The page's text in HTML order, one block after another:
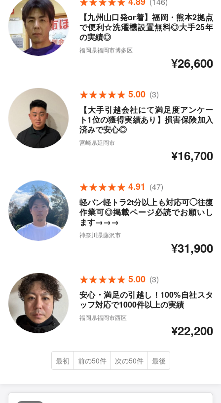
【九州山口発or着】福岡・熊本2拠点
で便利☆洗濯機設置無料◎大手25年
の実績◎
福岡県福岡市博多区
¥26,600
5.00 (3)
【大手引越会社にて満足度アンケー
ト1位の獲得実績あり】損害保険加入
済みで安心◎
宮崎県延岡市
¥16,700
4.91 (47)
軽バン軽トラ2t分以上も対応可◯往復
作業可◎掲載ページ必読でお願いし
ます→→→
神奈川県藤沢市
¥31,900
5.00 (3)
安心・満足の引越し！100%自社スタ
ッフ対応で1000件以上の実績
福岡県福岡市西区
¥22,200
最初 前の50件 次の50件 最後